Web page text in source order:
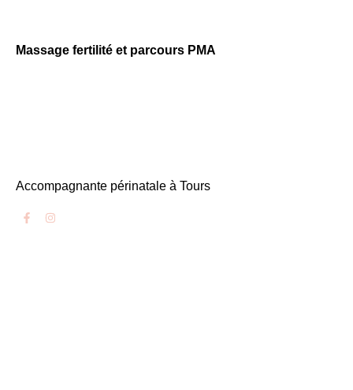
Massage fertilité et parcours PMA
Accompagnante périnatale à Tours